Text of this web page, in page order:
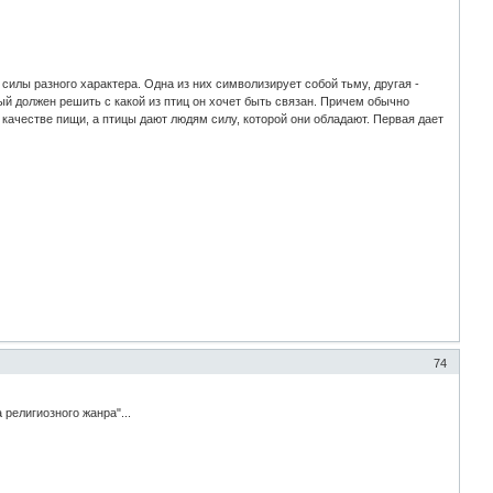
разного характера. Одна из них символизирует собой тьму, другая -
должен решить с какой из птиц он хочет быть связан. Причем обычно
пищи, а птицы дают людям силу, которой они обладают. Первая дает
74
жанра"...